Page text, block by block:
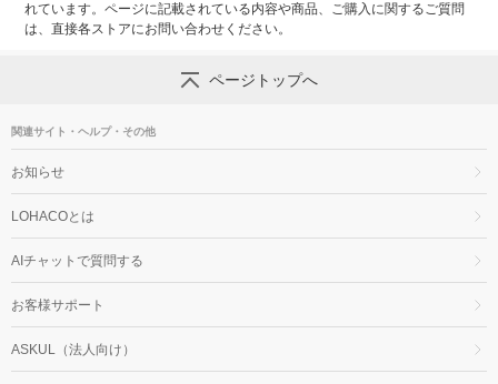
れています。ページに記載されている内容や商品、ご購入に関するご質問
は、直接各ストアにお問い合わせください。
ページトップへ
関連サイト・ヘルプ・その他
お知らせ
LOHACOとは
AIチャットで質問する
お客様サポート
ASKUL（法人向け）